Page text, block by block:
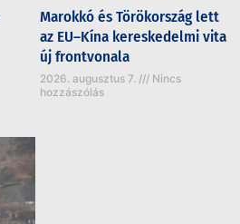
Marokkó és Törökország lett
az EU–Kína kereskedelmi vita
új frontvonala
2026. augusztus 7.
Nincs
hozzászólás